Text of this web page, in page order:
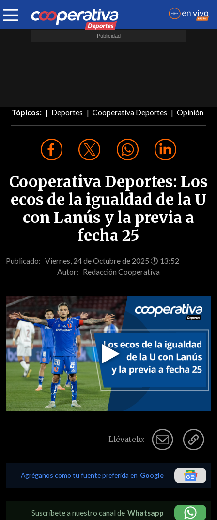
Tópicos: Deportes Cooperativa Deportes Opinión
Cooperativa Deportes: Los
ecos de la igualdad de la U
con Lanús y la previa a
fecha 25
Publicado: Viernes, 24 de Octubre de 2025 🕐 13:52
Autor: Redacción Cooperativa
Play
Video
Llévatelo:
Agréganos como tu fuente preferida en Google
Suscríbete a nuestro canal de Whatsapp